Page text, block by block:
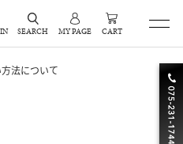
SEARCH MY PAGE CART
法について